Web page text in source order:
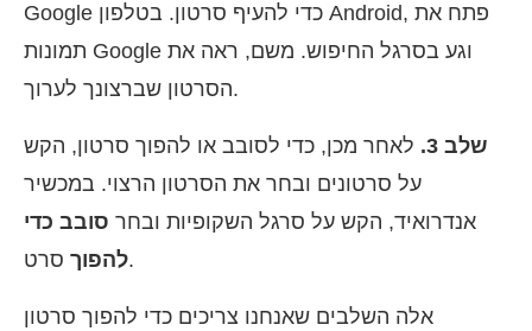
Google כדי להעיף סרטון. בטלפון Android, פתח את
תמונות Google וגע בסרגל החיפוש. משם, ראה את
הסרטון שברצונך לערוך.
שלב 3.
לאחר מכן, כדי לסובב או להפוך סרטון, הקש
על סרטונים ובחר את הסרטון הרצוי. במכשיר
אנדרואיד, הקש על סרגל השקופיות ובחר סובב כדי
להפוךסרט.
אלה השלבים שאנחנו צריכים כדי להפוך סרטון